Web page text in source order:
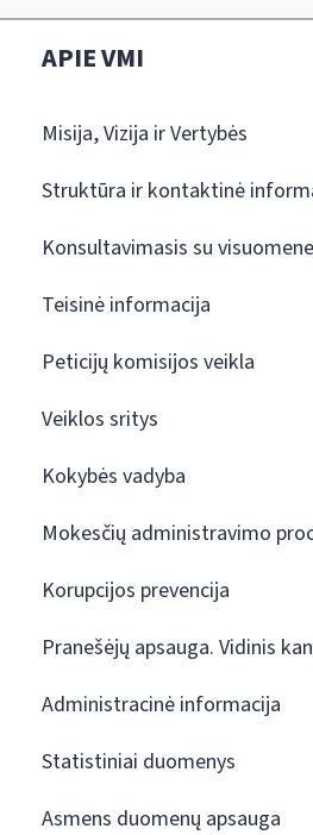
APIE VMI
Misija, Vizija ir Vertybės
Struktūra ir kontaktinė
Konsultavimasis su visuomene
Teisinė informacija
Peticijų komisijos veikla
Veiklos sritys
Kokybės vadyba
Mokesčių administravimo
Korupcijos prevencija
Pranešėjų apsauga. Vidinis
Administracinė informacija
Statistiniai duomenys
Asmens duomenų apsauga